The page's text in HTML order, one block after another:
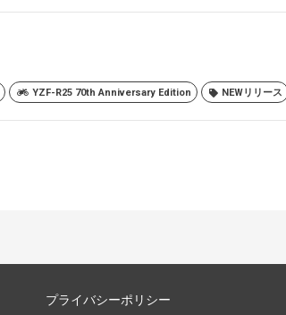
YZF-R25 70th Anniversary Edition NEWリリース
プライバシーポリシー